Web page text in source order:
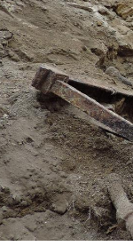
Предыдущий